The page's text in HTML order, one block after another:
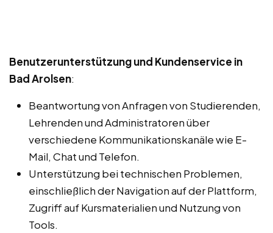
Benutzerunterstützung und Kundenservice in
Bad Arolsen:
Beantwortung von Anfragen von Studierenden,
Lehrenden und Administratoren über
verschiedene Kommunikationskanäle wie E-
Mail, Chat und Telefon.
Unterstützung bei technischen Problemen,
einschließlich der Navigation auf der Plattform,
Zugriff auf Kursmaterialien und Nutzung von
Tools.